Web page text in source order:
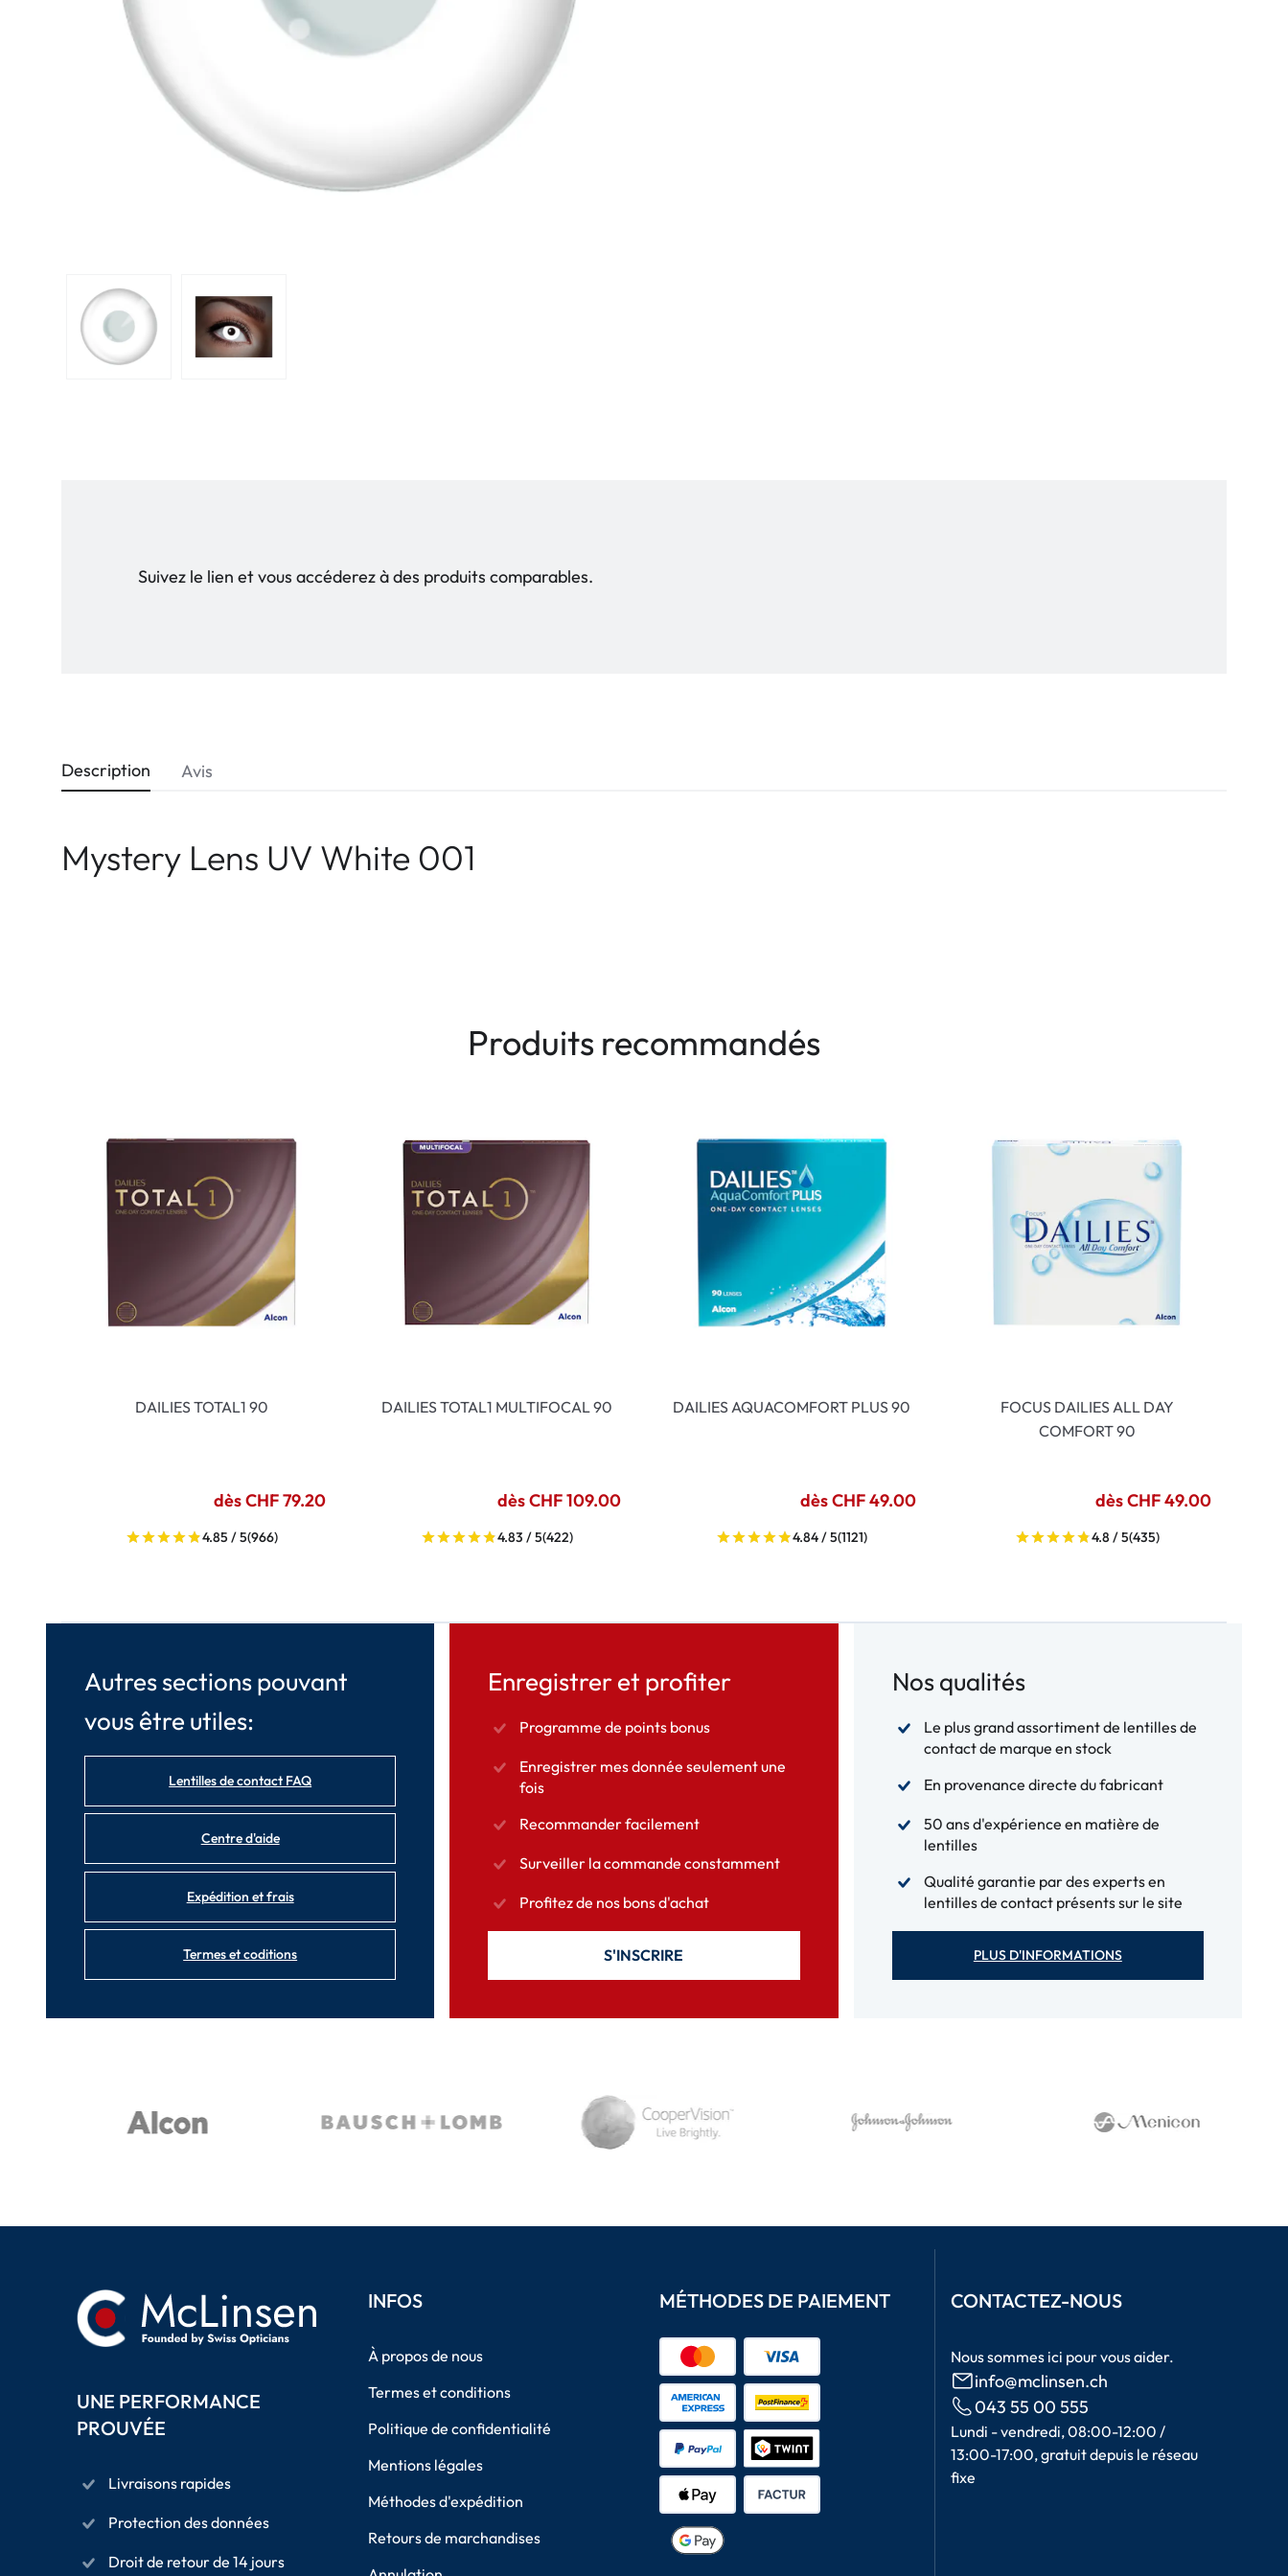
Biomedics
Suivez le lien et vous accéderez à des produits comparables.
Description
Mystery Lens UV White 001
Avis
Produits recommandés
DAILIES TOTAL1 90
dès CHF 79.20
4.85 / 5(966)
DAILIES TOTAL1 MULTIFOCAL 90
dès CHF 109.00
4.83 / 5(422)
DAILIES AQUACOMFORT PLUS 90
dès CHF 49.00
4.84 / 5(1121)
FOCUS DAILIES ALL DAY
COMFORT 90
dès CHF 49.00
4.8 / 5(435)
Autres sections pouvant
vous être utiles:
Lentilles de contact FAQ
Centre d'aide
Expédition et frais
Termes et coditions
Enregistrer et profiter
Programme de points bonus
Enregistrer mes donnée seulement une
fois
Recommander facilement
Surveiller la commande constamment
Profitez de nos bons d'achat
S'INSCRIRE
Nos qualités
Le plus grand assortiment de lentilles de
contact de marque en stock
En provenance directe du fabricant
50 ans d'expérience en matière de
lentilles
Qualité garantie par des experts en
lentilles de contact présents sur le site
PLUS D'INFORMATIONS
UNE PERFORMANCE
PROUVÉE
Livraisons rapides
Protection des données
Droit de retour de 14 jours
INFOS
À propos de nous
Termes et conditions
Politique de confidentialité
Mentions légales
Méthodes d'expédition
Retours de marchandises
MÉTHODES DE PAIEMENT CONTACTEZ-NOUS
Nous sommes ici pour vous aider.
info@mclinsen.ch
043 55 00 555
Lundi - vendredi, 08:00-12:00 /
13:00-17:00, gratuit depuis le réseau
fixe